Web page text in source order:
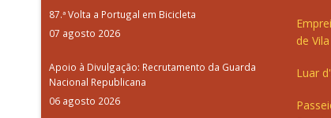
87.ª Volta a Portugal em Bicicleta
07 agosto 2026
Apoio à Divulgação: Recrutamento da Guarda
Nacional Republicana
06 agosto 2026
de
Luar